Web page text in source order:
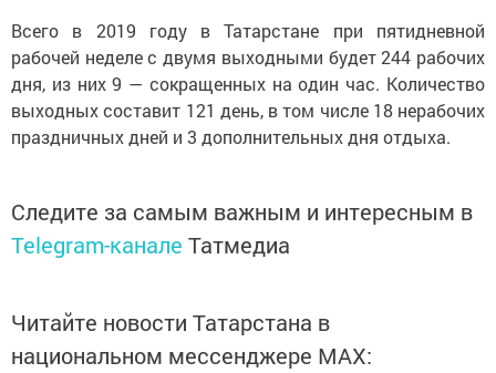
Всего в 2019 году в Татарстане при пятидневной
рабочей неделе с двумя выходными будет 244 рабочих
дня, из них 9 — сокращенных на один час. Количество
выходных составит 121 день, в том числе 18 нерабочих
праздничных дней и 3 дополнительных дня отдыха.
Следите за самым важным и интересным в
Telegram-канале Татмедиа
Читайте новости Татарстана в
национальном мессенджере MАХ: